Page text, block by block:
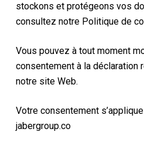
stockons et protégeons vos
consultez notre Politique de
Vous pouvez à tout moment
consentement à la déclaration
notre site Web.
Votre consentement
jabergroup.co